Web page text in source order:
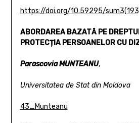
https://doi.org/10.59295/
ABORDAREA BAZATĂ PE
PROTECȚIA PERSOANELOR CU
Parascovia MUNTEANU,
Universitatea de Stat din Moldova
43_Munteanu